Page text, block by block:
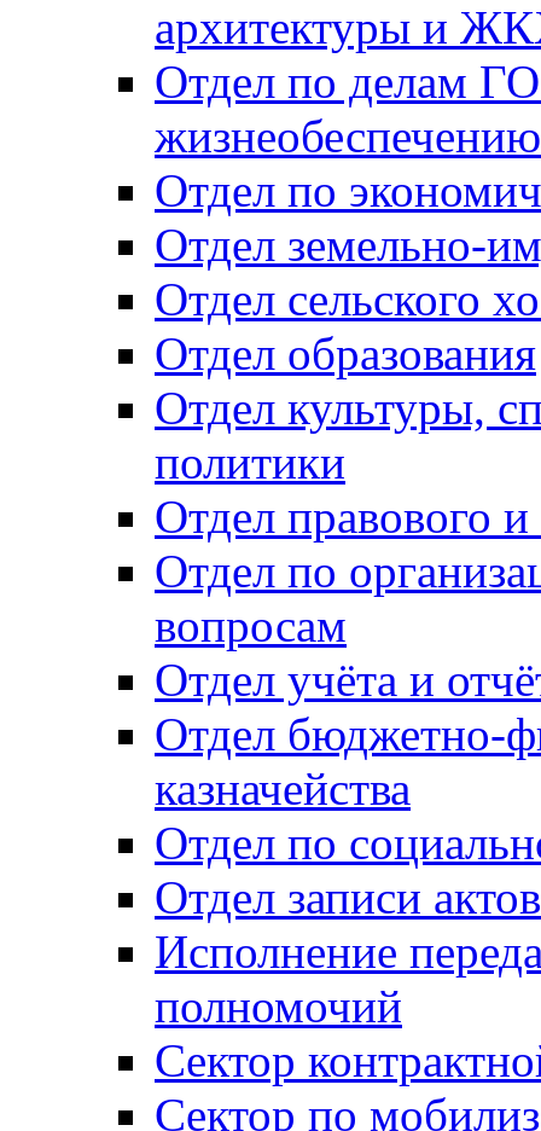
архитектуры и
Отдел по делам
Отдел по
Отдел земельно-
Отдел сельского
Отдел образования
Отдел культуры,
политики
Отдел правового
Отдел по
вопросам
Отдел учёта и
Отдел бюджетно-
казначейства
Отдел по
Отдел записи
Исполнение
полномочий
Сектор
Сектор по